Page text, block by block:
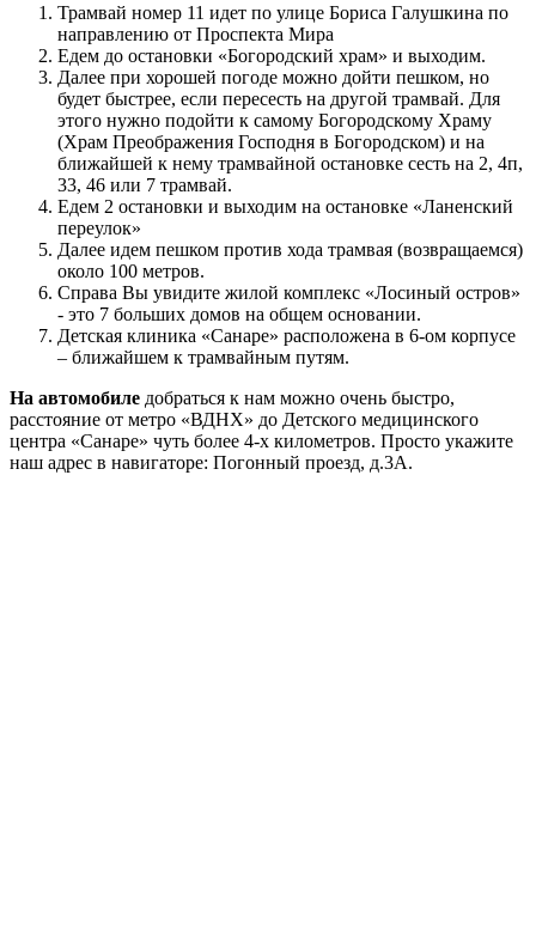
Трамвай номер 11 идет по улице Бориса Галушкина по
направлению от Проспекта Мира
Едем до остановки «Богородский храм» и выходим.
Далее при хорошей погоде можно дойти пешком, но
будет быстрее, если пересесть на другой трамвай. Для
этого нужно подойти к самому Богородскому Храму
(Храм Преображения Господня в Богородском) и на
ближайшей к нему трамвайной остановке сесть на 2, 4п,
33, 46 или 7 трамвай.
Едем 2 остановки и выходим на остановке «Ланенский
переулок»
Далее идем пешком против хода трамвая (возвращаемся)
около 100 метров.
Справа Вы увидите жилой комплекс «Лосиный остров»
- это 7 больших домов на общем основании.
Детская клиника «Санаре» расположена в 6-ом корпусе
– ближайшем к трамвайным путям.
На автомобиле добраться к нам можно очень быстро,
расстояние от метро «ВДНХ» до Детского медицинского
центра «Санаре» чуть более 4-х километров. Просто укажите
наш адрес в навигаторе: Погонный проезд, д.3А.